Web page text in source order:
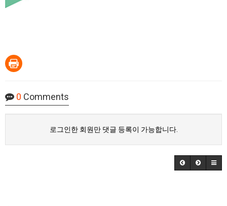
0 Comments
로그인한 회원만 댓글 등록이 가능합니다.